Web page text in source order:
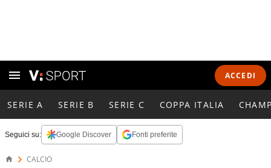
ACCEDI
SERIE A SERIE B SERIE C COPPA ITALIA
Seguici su: Google Discover Fonti preferite
CALCIO